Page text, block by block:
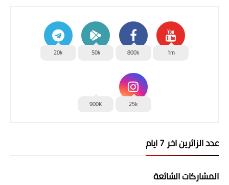
1m
800k
50k
20k
25k
900K
عدد الزائرين اخر 7 ايام
المشاركات الشائعة